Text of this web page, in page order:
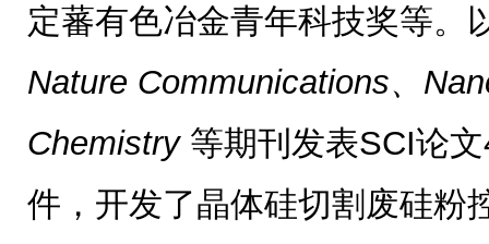
定蕃有色冶金青年科技奖等。
Nature Communications、
Chemistry 等期刊发表SCI论
件，开发了晶体硅切割废硅粉